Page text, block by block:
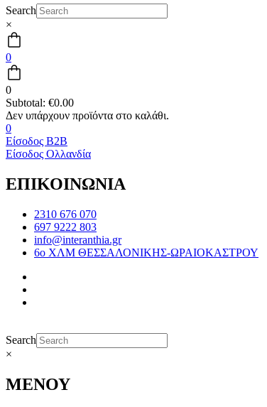
Search
×
0
0
Subtotal: €0.00
0
Είσοδος B2B
Είσοδος Ολλανδία
ΕΠΙΚΟΙΝΩΝΙΑ
2310 676 070
697 9222 803
info@interanthia.gr
6ο ΧΛΜ ΘΕΣΣΑΛΟΝΙΚΗΣ-ΩΡΑΙΟΚΑΣΤΡΟΥ
Search
×
ΜΕΝΟΥ